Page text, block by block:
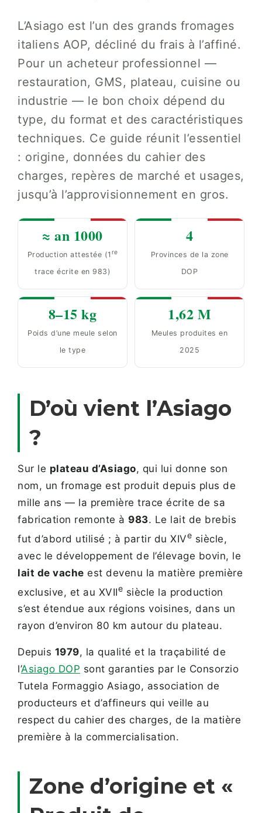
L’Asiago est l’un des grands fromages
italiens AOP, décliné du frais à l’affiné.
Pour un acheteur professionnel —
restauration, GMS, plateau, cuisine ou
industrie — le bon choix dépend du
type, du format et des caractéristiques
techniques. Ce guide réunit l’essentiel
: origine, données du cahier des
charges, repères de marché et usages,
jusqu’à l’approvisionnement en gros.
≈ an 1000
Production attestée (1 re
trace écrite en 983)
4
Provinces de la zone
DOP
8–15 kg
Poids d’une meule selon
le type
1,62 M
Meules produites en
2025
D’où vient l’Asiago
?
Sur le plateau d’Asiago, qui lui donne son
nom, un fromage est produit depuis plus de
mille ans — la première trace écrite de sa
fabrication remonte à 983. Le lait de brebis
fut d’abord utilisé ; à partir du XIVe siècle,
avec le développement de l’élevage bovin, le
lait de vache est devenu la matière première
exclusive, et au XVIIe siècle la production
s’est étendue aux régions voisines, dans un
rayon d’environ 80 km autour du plateau.
Depuis 1979, la qualité et la traçabilité de
l’Asiago DOP sont garanties par le Consorzio
Tutela Formaggio Asiago, association de
producteurs et d’affineurs qui veille au
respect du cahier des charges, de la matière
première à la commercialisation.
Zone d’origine et «